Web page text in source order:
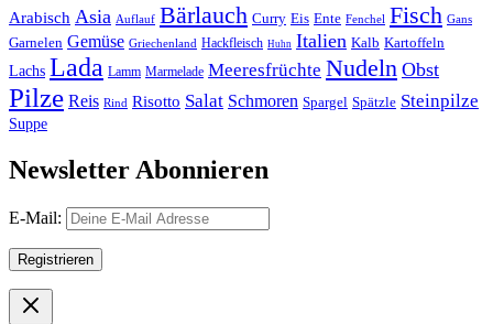
Arabisch Asia Auflauf Bärlauch Curry Eis Ente Fenchel Fisch Gans
Garnelen Gemüse Griechenland Hackfleisch Huhn Italien Kalb Kartoffeln
Lachs Lada Lamm Marmelade Meeresfrüchte Nudeln Obst
Pilze Reis Rind Risotto Salat Schmoren Spargel Spätzle Steinpilze
Suppe
Newsletter Abonnieren
E-Mail: